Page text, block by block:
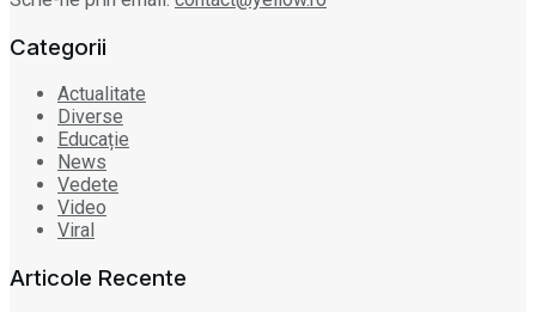
Categorii
Actualitate
Diverse
Educație
News
Vedete
Video
Viral
Articole Recente